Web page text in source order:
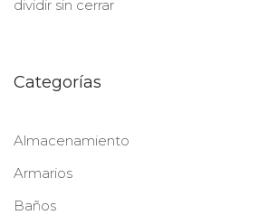
dividir sin cerrar
Categorías
Almacenamiento
Armarios
Baños